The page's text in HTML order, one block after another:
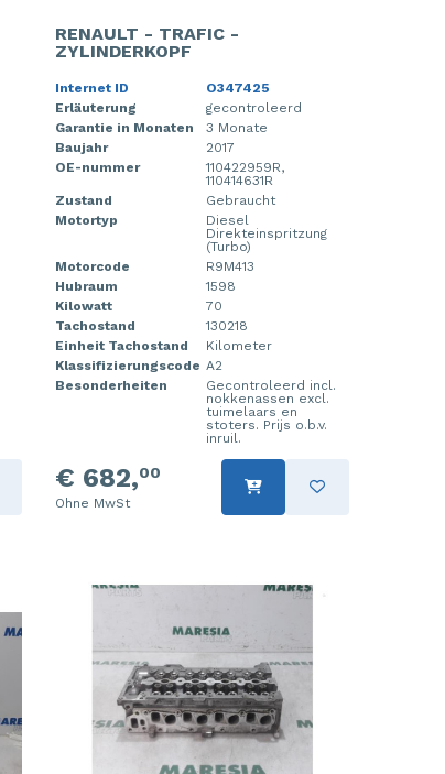
RENAULT - TRAFIC -
ZYLINDERKOPF
Internet ID
O347425
Erläuterung
gecontroleerd
Garantie in Monaten
3 Monate
Baujahr
2017
OE-nummer
110422959R,
110414631R
Zustand
Gebraucht
Motortyp
Diesel
Direkteinspritzung
(Turbo)
Motorcode
R9M413
Hubraum
1598
Kilowatt
70
Tachostand
130218
Einheit Tachostand
Kilometer
Klassifizierungscode A2
Besonderheiten
Gecontroleerd incl.
nokkenassen excl.
tuimelaars en
stoters. Prijs o.b.v.
inruil.
€ 682,00
Ohne MwSt